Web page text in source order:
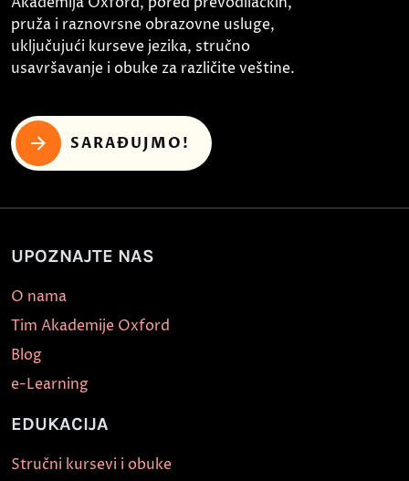
pruža i raznovrsne obrazovne usluge,
uključujući kurseve jezika, stručno
usavršavanje i obuke za različite veštine.
SARAĐUJMO!
UPOZNAJTE NAS
O nama
Tim Akademije Oxford
Blog
e-Learning
EDUKACIJA
Stručni kursevi i obuke